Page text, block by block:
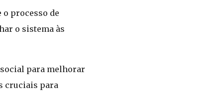
processo de
o sistema às
para melhorar
cruciais para